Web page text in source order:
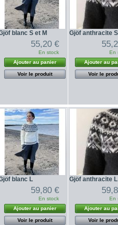
blanc S et M
55,20 €
En stock
Ajouter au panier
Voir le produit
Gjöf anthracite
En
Ajouter au
Voir le
blanc L
59,80 €
En stock
Ajouter au panier
Voir le produit
Gjöf anthracite L
En
Ajouter au
Voir le